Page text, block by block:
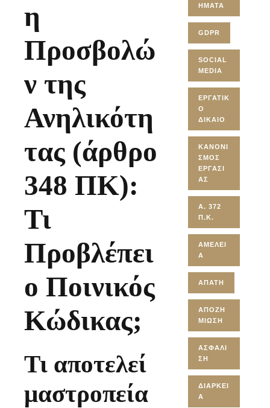
η
Προσβολώ
ν της
Ανηλικότη
τας (άρθρο
348 ΠΚ):
Τι
Προβλέπει
ο Ποινικός
Κώδικας;
Τι αποτελεί
μαστροπεία
ΉΜΑΤΑ
GDPR
SOCIAL
MEDIA
ΕΡΓΑΤΙΚ
Ό
ΔΊΚΑΙΟ
ΚΑΝΟΝΙ
ΣΜΌΣ
ΕΡΓΑΣΊ
ΑΣ
Α. 372
Π.Κ.
ΑΜΈΛΕΙ
Α
ΑΠΆΤΗ
ΑΠΟΖΗ
ΜΊΩΣΗ
ΑΣΦΆΛΙ
ΣΗ
ΔΙΆΡΚΕΙ
Α